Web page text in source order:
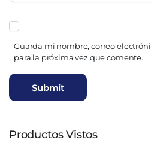
Guarda mi nombre, correo
para la próxima vez que comente.
Productos Vistos